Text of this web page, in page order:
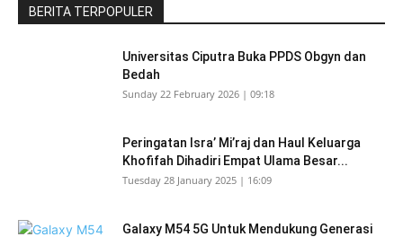
BERITA TERPOPULER
Universitas Ciputra Buka PPDS Obgyn dan
Bedah
Sunday 22 February 2026 | 09:18
Peringatan Isra’ Mi’raj dan Haul Keluarga
Khofifah Dihadiri Empat Ulama Besar...
Tuesday 28 January 2025 | 16:09
Galaxy M54 5G Untuk Mendukung Generasi